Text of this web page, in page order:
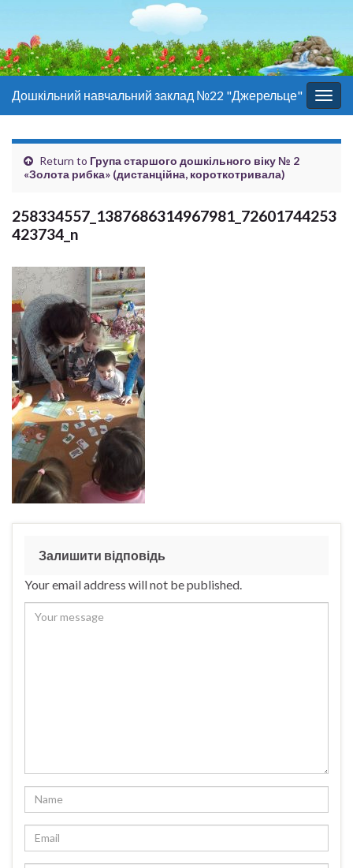
Дошкільний навчальний заклад №22 "Джерельце"
Return to Група старшого дошкільного віку № 2
«Золота рибка» (дистанційна, короткотривала)
258334557_1387686314967981_72601744253
423734_n
Залишити відповідь
Your email address will not be published.